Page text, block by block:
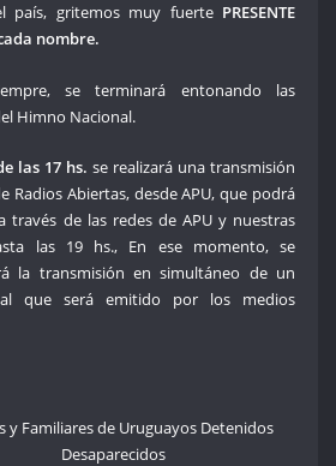
país, gritemos muy fuerte PRESENTE
nombre.
se terminará entonando las
Himno Nacional.
las 17 hs.se realizará una transmisión
Radios Abiertas, desde APU, que podrá
través de las redes de APU y nuestras
las 19 hs., En ese momento, se
la transmisión en simultáneo de un
que será emitido por los medios
y Familiares de Uruguayos Detenidos
Desaparecidos